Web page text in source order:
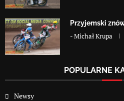
Przyjemski
-Michał Krupa
POPULARNE
Newsy